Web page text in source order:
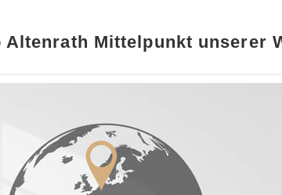
Altenrath Mittelpunkt unserer